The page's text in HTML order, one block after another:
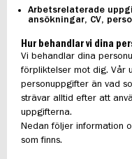
Arbetsrelaterade
ansökningar, CV,
Hur behandlar vi dina
Vi behandlar dina
förpliktelser mot dig. Vår
personuppgifter än vad
strävar alltid efter att
uppgifterna.
Nedan följer information
som finns.